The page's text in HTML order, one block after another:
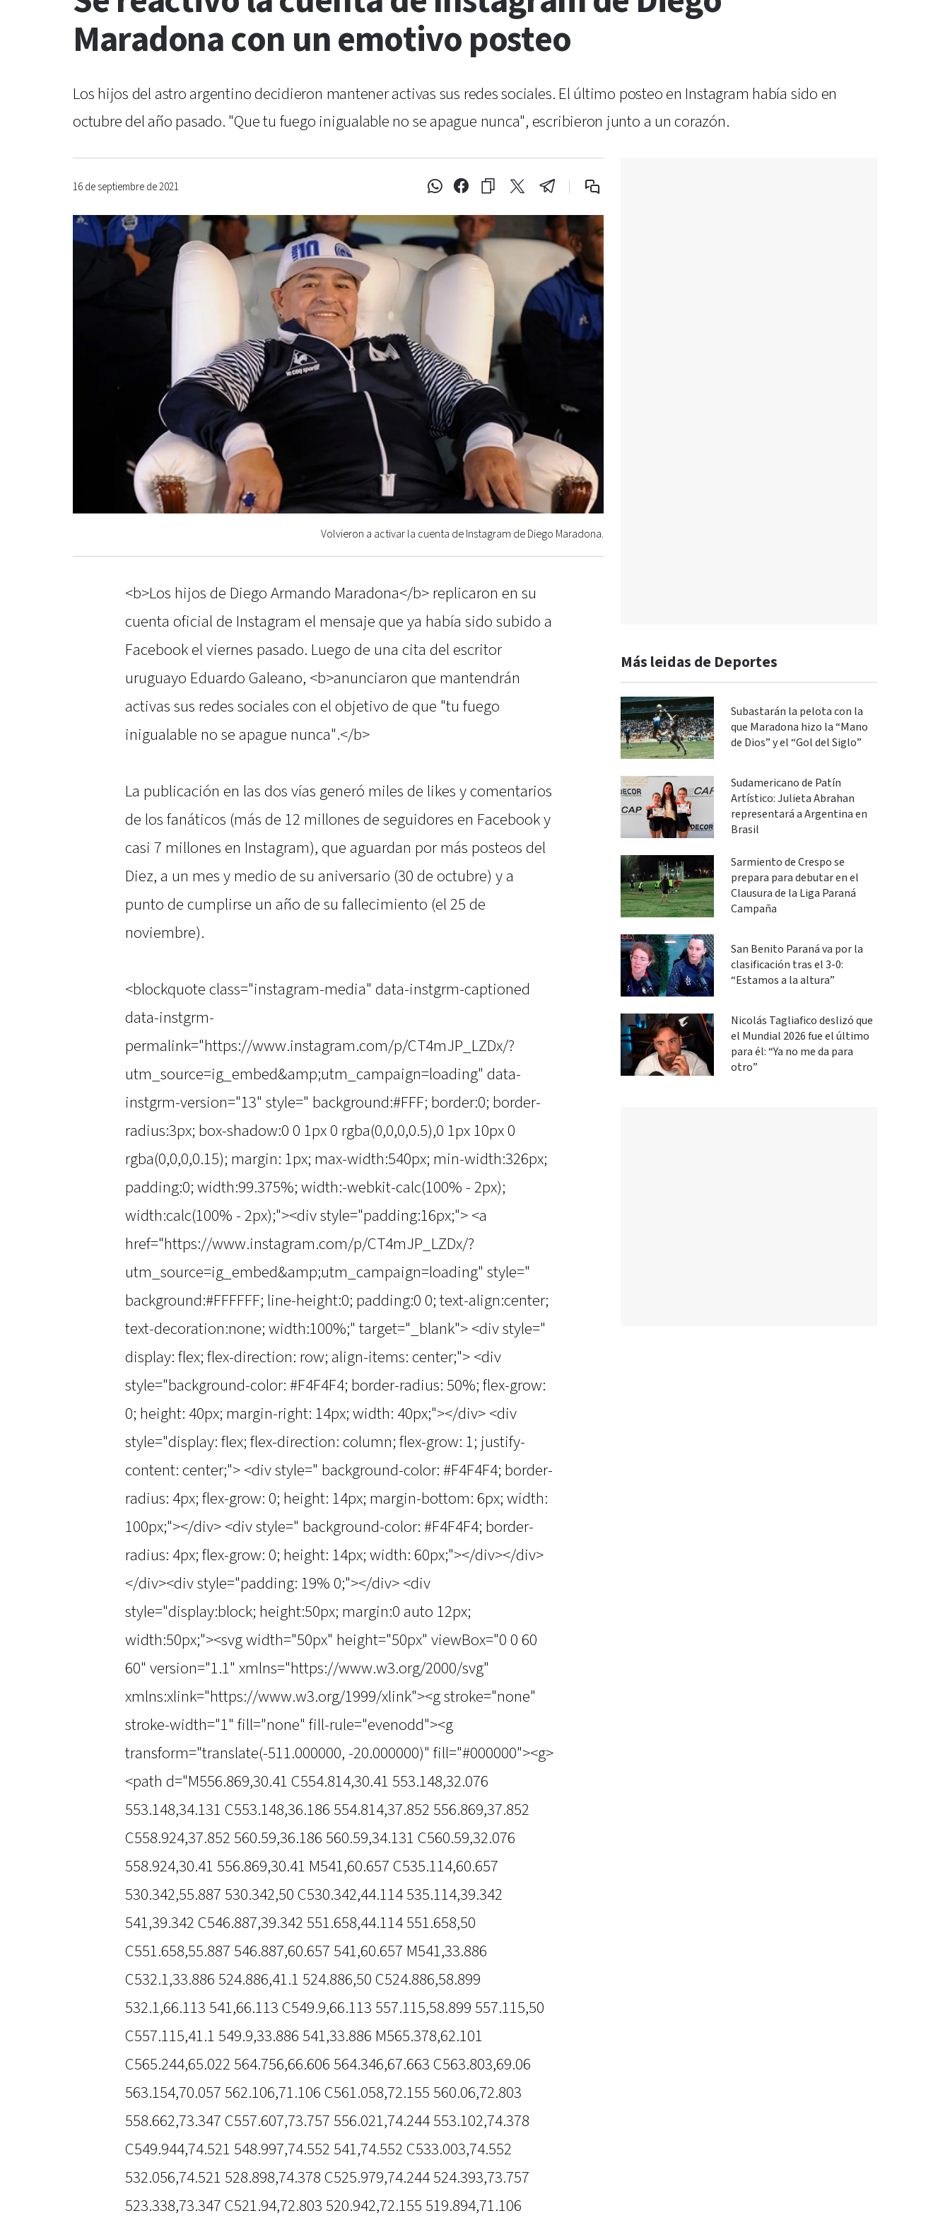
Maradona con un emotivo posteo
Los hijos del astro argentino decidieron mantener activas sus redes sociales. El último posteo en Instagram había sido en
octubre del año pasado. "Que tu fuego inigualable no se apague nunca", escribieron junto a un corazón.
16 de septiembre de 2021
Volvieron a activar la cuenta de Instagram de Diego Maradona.
<b>Los hijos de Diego Armando Maradona</b> replicaron en su
cuenta oficial de Instagram el mensaje que ya había sido subido a
Facebook el viernes pasado. Luego de una cita del escritor
uruguayo Eduardo Galeano, <b>anunciaron que mantendrán
activas sus redes sociales con el objetivo de que "tu fuego
inigualable no se apague nunca".</b>
La publicación en las dos vías generó miles de likes y comentarios
de los fanáticos (más de 12 millones de seguidores en Facebook y
casi 7 millones en Instagram), que aguardan por más posteos del
Diez, a un mes y medio de su aniversario (30 de octubre) y a
punto de cumplirse un año de su fallecimiento (el 25 de
noviembre).
<blockquote class="instagram-media" data-instgrm-captioned
data-instgrm-
permalink="https://www.instagram.com/p/CT4mJP_LZDx/?
utm_source=ig_embed&amp;utm_campaign=loading" data-
instgrm-version="13" style=" background:#FFF; border:0; border-
radius:3px; box-shadow:0 0 1px 0 rgba(0,0,0,0.5),0 1px 10px 0
rgba(0,0,0,0.15); margin: 1px; max-width:540px; min-width:326px;
padding:0; width:99.375%; width:-webkit-calc(100% - 2px);
width:calc(100% - 2px);"><div style="padding:16px;"> <a
href="https://www.instagram.com/p/CT4mJP_LZDx/?
utm_source=ig_embed&amp;utm_campaign=loading" style="
background:#FFFFFF; line-height:0; padding:0 0; text-align:center;
text-decoration:none; width:100%;" target="_blank"> <div style="
display: flex; flex-direction: row; align-items: center;"> <div
style="background-color: #F4F4F4; border-radius: 50%; flex-grow:
0; height: 40px; margin-right: 14px; width: 40px;"></div> <div
style="display: flex; flex-direction: column; flex-grow: 1; justify-
content: center;"> <div style=" background-color: #F4F4F4; border-
radius: 4px; flex-grow: 0; height: 14px; margin-bottom: 6px; width:
100px;"></div> <div style=" background-color: #F4F4F4; border-
radius: 4px; flex-grow: 0; height: 14px; width: 60px;"></div></div>
</div><div style="padding: 19% 0;"></div> <div
style="display:block; height:50px; margin:0 auto 12px;
width:50px;"><svg width="50px" height="50px" viewBox="0 0 60
60" version="1.1" xmlns="https://www.w3.org/2000/svg"
xmlns:xlink="https://www.w3.org/1999/xlink"><g stroke="none"
stroke-width="1" fill="none" fill-rule="evenodd"><g
transform="translate(-511.000000, -20.000000)" fill="#000000"><g>
<path d="M556.869,30.41 C554.814,30.41 553.148,32.076
553.148,34.131 C553.148,36.186 554.814,37.852 556.869,37.852
C558.924,37.852 560.59,36.186 560.59,34.131 C560.59,32.076
558.924,30.41 556.869,30.41 M541,60.657 C535.114,60.657
530.342,55.887 530.342,50 C530.342,44.114 535.114,39.342
541,39.342 C546.887,39.342 551.658,44.114 551.658,50
C551.658,55.887 546.887,60.657 541,60.657 M541,33.886
C532.1,33.886 524.886,41.1 524.886,50 C524.886,58.899
532.1,66.113 541,66.113 C549.9,66.113 557.115,58.899 557.115,50
C557.115,41.1 549.9,33.886 541,33.886 M565.378,62.101
C565.244,65.022 564.756,66.606 564.346,67.663 C563.803,69.06
563.154,70.057 562.106,71.106 C561.058,72.155 560.06,72.803
558.662,73.347 C557.607,73.757 556.021,74.244 553.102,74.378
C549.944,74.521 548.997,74.552 541,74.552 C533.003,74.552
532.056,74.521 528.898,74.378 C525.979,74.244 524.393,73.757
523.338,73.347 C521.94,72.803 520.942,72.155 519.894,71.106
Más leidas de Deportes
Subastarán la pelota con la
que Maradona hizo la “Mano
de Dios” y el “Gol del Siglo”
Sudamericano de Patín
Artístico: Julieta Abrahan
representará a Argentina en
Brasil
Sarmiento de Crespo se
prepara para debutar en el
Clausura de la Liga Paraná
Campaña
San Benito Paraná va por la
clasificación tras el 3-0:
“Estamos a la altura”
Nicolás Tagliafico deslizó que
el Mundial 2026 fue el último
para él: “Ya no me da para
otro”